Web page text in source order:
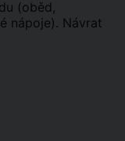
(oběd,
nápoje). Návrat